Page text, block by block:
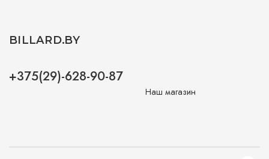
BILLARD.BY
+375(29)-628-90-87
Наш магазин